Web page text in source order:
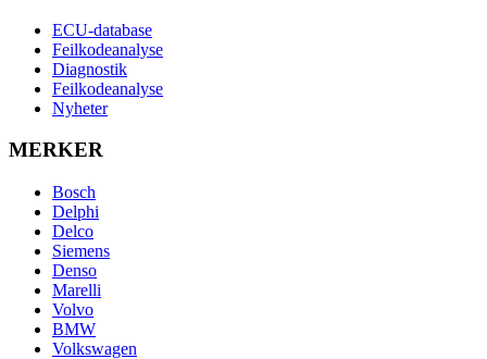
ECU-database
Feilkodeanalyse
Diagnostik
Feilkodeanalyse
Nyheter
MERKER
Bosch
Delphi
Delco
Siemens
Denso
Marelli
Volvo
BMW
Volkswagen